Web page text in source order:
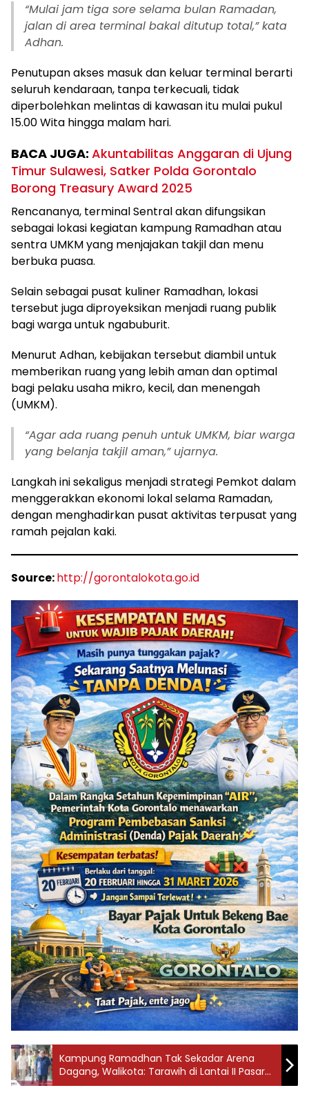
“Mulai jam tiga sore selama bulan Ramadan,
jalan di area terminal bakal ditutup total,” kata
Adhan.
Penutupan akses masuk dan keluar terminal berarti
seluruh kendaraan, tanpa terkecuali, tidak
diperbolehkan melintas di kawasan itu mulai pukul
15.00 Wita hingga malam hari.
BACA JUGA: ‎Akuntabilitas Anggaran di Ujung
Timur Sulawesi, Satker Polda Gorontalo
Borong Treasury Award 2025
Rencananya, terminal Sentral akan difungsikan
sebagai lokasi kegiatan kampung Ramadhan atau
sentra UMKM yang menjajakan takjil dan menu
berbuka puasa.
Selain sebagai pusat kuliner Ramadhan, lokasi
tersebut juga diproyeksikan menjadi ruang publik
bagi warga untuk ngabuburit.
Menurut Adhan, kebijakan tersebut diambil untuk
memberikan ruang yang lebih aman dan optimal
bagi pelaku usaha mikro, kecil, dan menengah
(UMKM).
“Agar ada ruang penuh untuk UMKM, biar warga
yang belanja takjil aman,” ujarnya.
Langkah ini sekaligus menjadi strategi Pemkot dalam
menggerakkan ekonomi lokal selama Ramadan,
dengan menghadirkan pusat aktivitas terpusat yang
ramah pejalan kaki.
Source:http://gorontalokota.go.id
Kampung Ramadhan Tak Sekadar Arena
Dagang, Walikota: Tarawih di Lantai II Pasar
Sentral